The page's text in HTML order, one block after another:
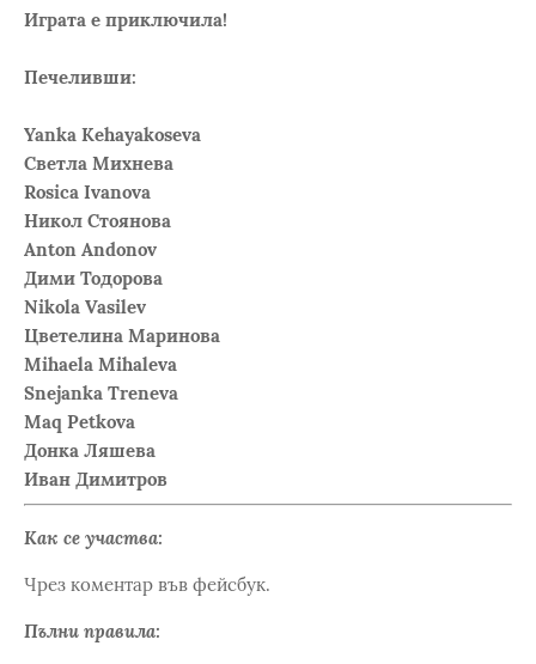
Играта е приключила!
Печеливши:
Yanka Kehayakoseva
Светла Михнева
Rosica Ivanova
Никол Стоянова
Anton Andonov
Дими Тодорова
Nikola Vasilev
Цветелина Маринова
Mihaela Mihaleva
Snejanka Treneva
Maq Petkova
Донка Ляшева
Иван Димитров
Как се участва:
Чрез коментар във фейсбук.
Пълни правила: